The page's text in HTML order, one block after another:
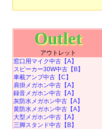
Outlet
アウトレット
窓口用マイク中古【A】
スピーカー30W中古【B】
車載アンプ中古【C】
肩掛メガホン中古【A】
録音メガホン中古【A】
灰防水メガホン中古【A】
黄防水メガホン中古【A】
大型メガホン中古【A】
三脚スタンド中古【B】